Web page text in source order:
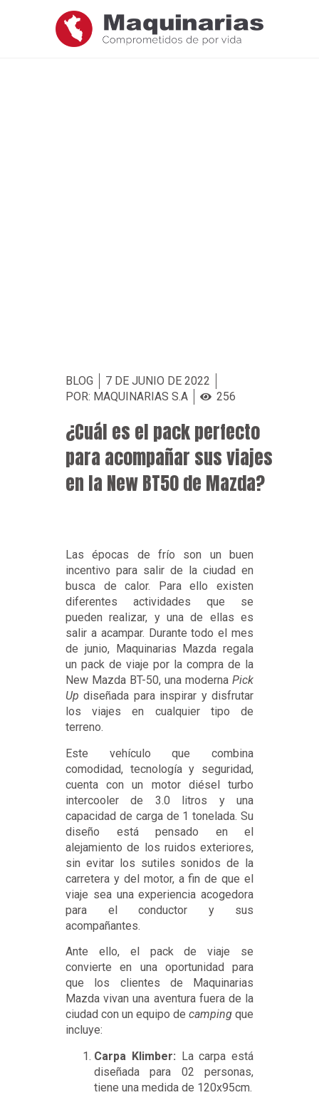
BLOG
7 DE JUNIO DE 2022
POR: MAQUINARIAS S.A
256
¿Cuál es el pack perfecto
para acompañar sus viajes
en la New BT50 de Mazda?
Las épocas de frío son un buen
incentivo para salir de la ciudad en
busca de calor. Para ello existen
diferentes actividades que se
pueden realizar, y una de ellas es
salir a acampar. Durante todo el mes
de junio, Maquinarias Mazda regala
un pack de viaje por la compra de la
New Mazda BT-50, una moderna Pick
Up diseñada para inspirar y disfrutar
los viajes en cualquier tipo de
terreno.
Este vehículo que combina
comodidad, tecnología y seguridad,
cuenta con un motor diésel turbo
intercooler de 3.0 litros y una
capacidad de carga de 1 tonelada. Su
diseño está pensado en el
alejamiento de los ruidos exteriores,
sin evitar los sutiles sonidos de la
carretera y del motor, a fin de que el
viaje sea una experiencia acogedora
para el conductor y sus
acompañantes.
Ante ello, el pack de viaje se
convierte en una oportunidad para
que los clientes de Maquinarias
Mazda vivan una aventura fuera de la
ciudad con un equipo de camping que
incluye:
Carpa Klimber: La carpa está
diseñada para 02 personas,
tiene una medida de 120x95cm.